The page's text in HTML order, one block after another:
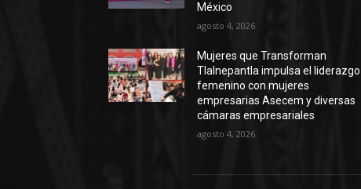
México
agosto 4, 2026
Mujeres que Transforman
Tlalnepantla impulsa el liderazgo
femenino con mujeres
empresarias Asecem y diversas
cámaras empresariales
agosto 4, 2026